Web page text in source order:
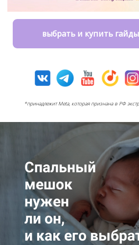
выбрать и купить
*принадлежит Meta, которая признана в РФ
Спальный
мешок
нужен
ли он,
и как его